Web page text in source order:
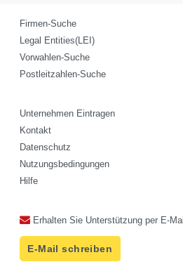
Firmen-Suche
Legal Entities(LEI)
Vorwahlen-Suche
Postleitzahlen-Suche
Unternehmen Eintragen
Kontakt
Datenschutz
Nutzungsbedingungen
Hilfe
Erhalten Sie Unterstützung per E-
E-Mail schreiben